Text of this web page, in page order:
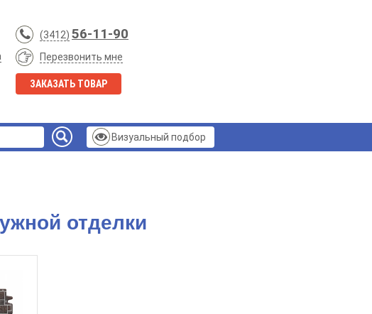
(3412) 56-11-90
Перезвонить мне
ЗАКАЗАТЬ ТОВАР
Визуальный подбор
отделки